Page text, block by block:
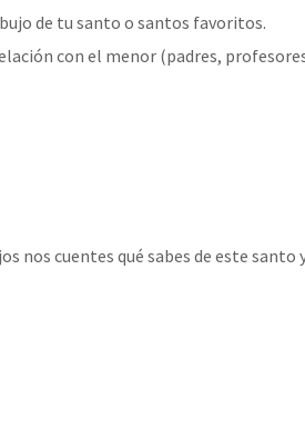
de tu santo o santos favoritos.
con el menor (padres,
nos cuentes qué sabes de este santo